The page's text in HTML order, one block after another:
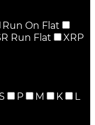
Run On Flat
Run Flat
XRP
S P M K
L